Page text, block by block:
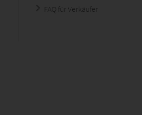
FAQ für Verkäufer